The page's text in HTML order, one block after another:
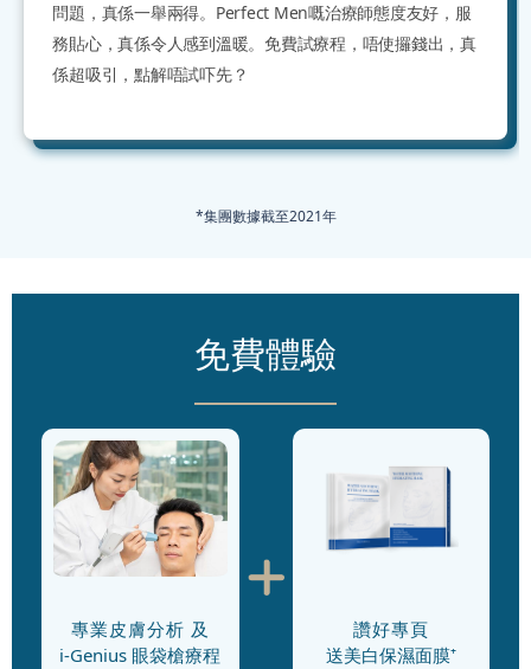
問題，真係一舉兩得。Perfect Men嘅治療師態度友好，服
務貼心，真係令人感到溫暖。免費試療程，唔使攞錢出，真
係超吸引，點解唔試吓先？
*集團數據截至2021年
免費體驗
專業皮膚分析 及
i-Genius 眼袋槍療程
讚好專頁
送美白保濕面膜⁺